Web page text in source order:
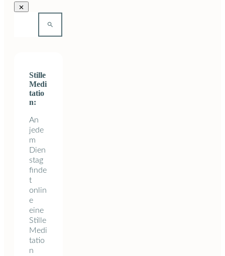
Stille
Medi
tatio
n:
An
jede
m
Dien
stag
finde
t
onlin
e
eine
Stille
Medi
tatio
n